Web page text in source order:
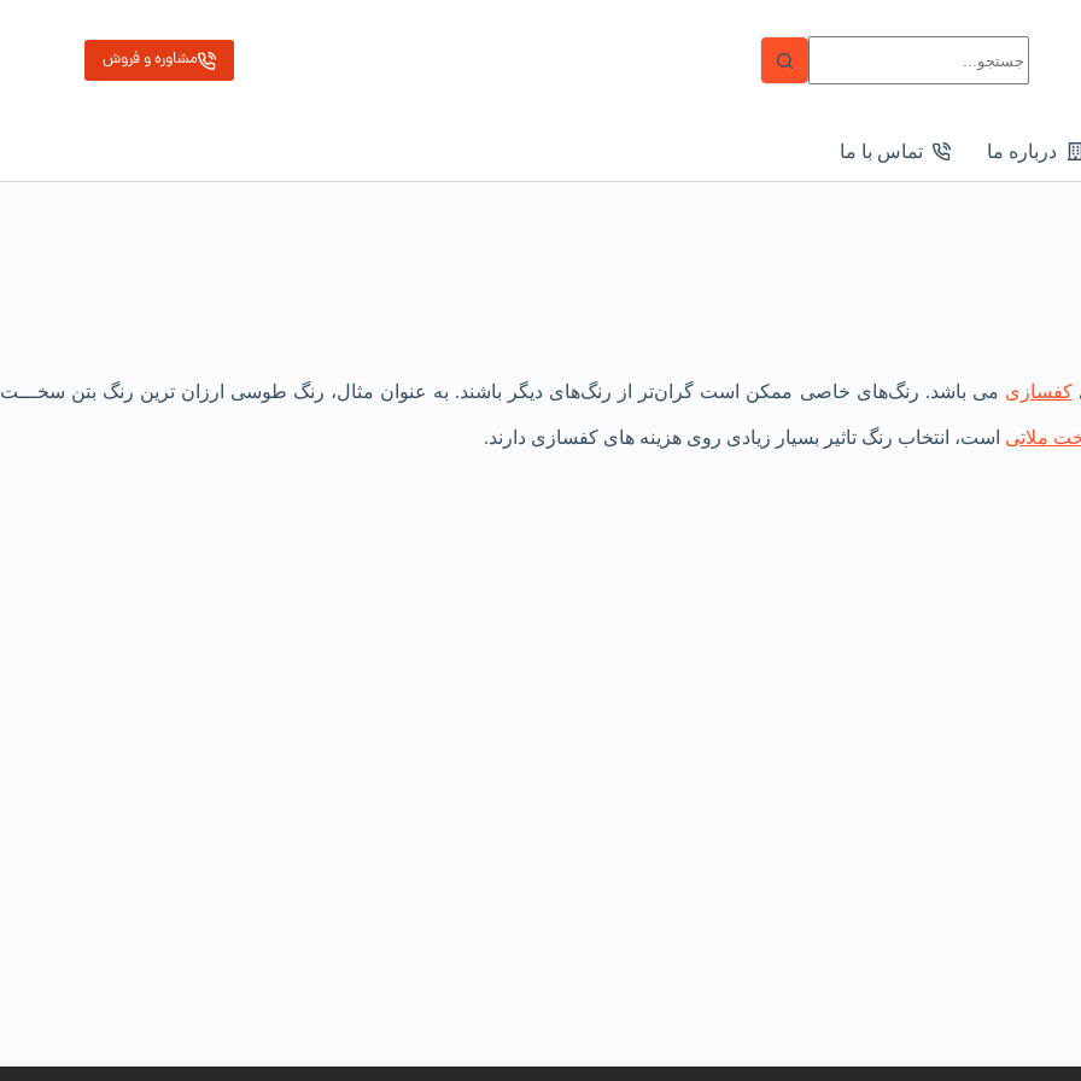
نتیجه
مشاوره و فروش
درباره ما تماس با ما
کفسازی می باشد. رنگ‌های خاصی ممکن است گران‌تر از رنگ‌های دیگر باشند. به عنوان مثال، رنگ طوسی ارزان ترین رنگ بتن سخـــت
ملاتی است، انتخاب رنگ تاثیر بسیار زیادی روی هزینه های کفسازی دارند.